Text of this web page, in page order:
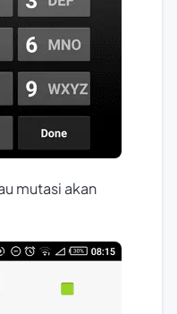
mutasi akan